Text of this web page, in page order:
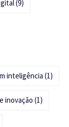
(9)
inteligência (1)
inovação (1)